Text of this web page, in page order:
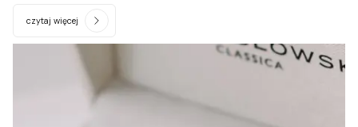
czytaj więcej